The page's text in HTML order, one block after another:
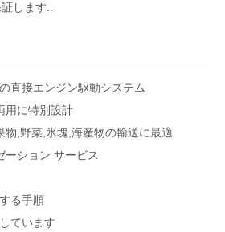
します..
直接エンジン駆動システム
用に特別設計
物,野菜,氷塊,海産物の輸送に最適
ーション サービス
る手順
ています